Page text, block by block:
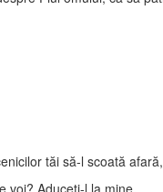
tăi să-l scoată
voi? Aduceţi-l la mine.